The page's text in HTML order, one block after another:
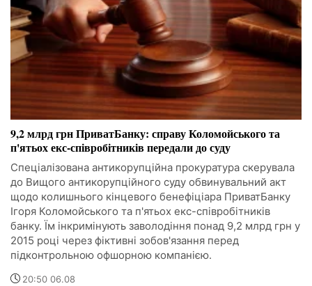
9,2 млрд грн ПриватБанку: справу Коломойського та
п'ятьох екс-співробітників передали до суду
Спеціалізована антикорупційна прокуратура скерувала
до Вищого антикорупційного суду обвинувальний акт
щодо колишнього кінцевого бенефіціара ПриватБанку
Ігоря Коломойського та п'ятьох екс-співробітників
банку. Їм інкримінують заволодіння понад 9,2 млрд грн у
2015 році через фіктивні зобов'язання перед
підконтрольною офшорною компанією.
20:50 06.08